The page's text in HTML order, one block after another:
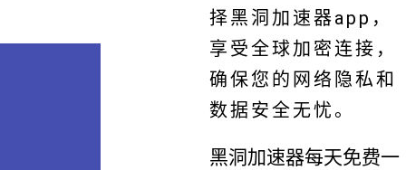
择黑洞加速器app，
享受全球加密连接，
确保您的网络隐私和
数据安全无忧。
黑洞加速器每天免费一